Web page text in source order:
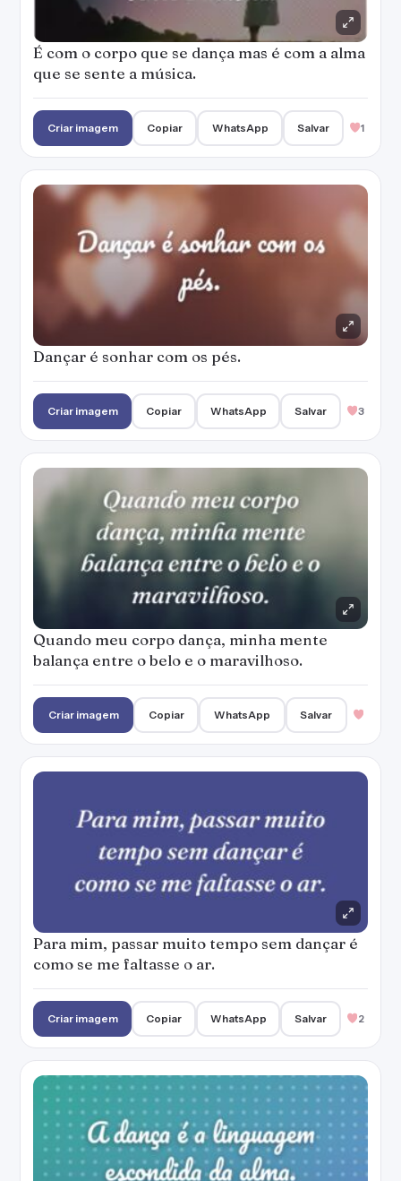
É com o corpo que se dança mas é com a alma
que se sente a música.
Criar imagem Copiar WhatsApp Salvar 1
Dançar é sonhar com os pés.
Criar imagem Copiar WhatsApp Salvar 3
Quando meu corpo dança, minha mente
balança entre o belo e o maravilhoso.
Criar imagem Copiar WhatsApp Salvar
Para mim, passar muito tempo sem dançar é
como se me faltasse o ar.
Criar imagem Copiar WhatsApp Salvar 2